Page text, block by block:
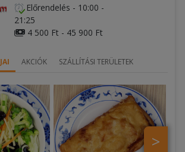
Előrendelés - 10:00 -
21:25
4 500 Ft - 45 900 Ft
AKCIÓK SZÁLLÍTÁSI TERÜLETEK
>